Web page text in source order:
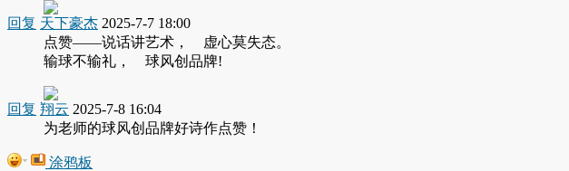
回复 天下豪杰 2025-7-7 18:00
点赞——说话讲艺术， 虚心莫失态。
输球不输礼， 球风创品牌!
回复 翔云 2025-7-8 16:04
为老师的球风创品牌好诗作点赞！
涂鸦板